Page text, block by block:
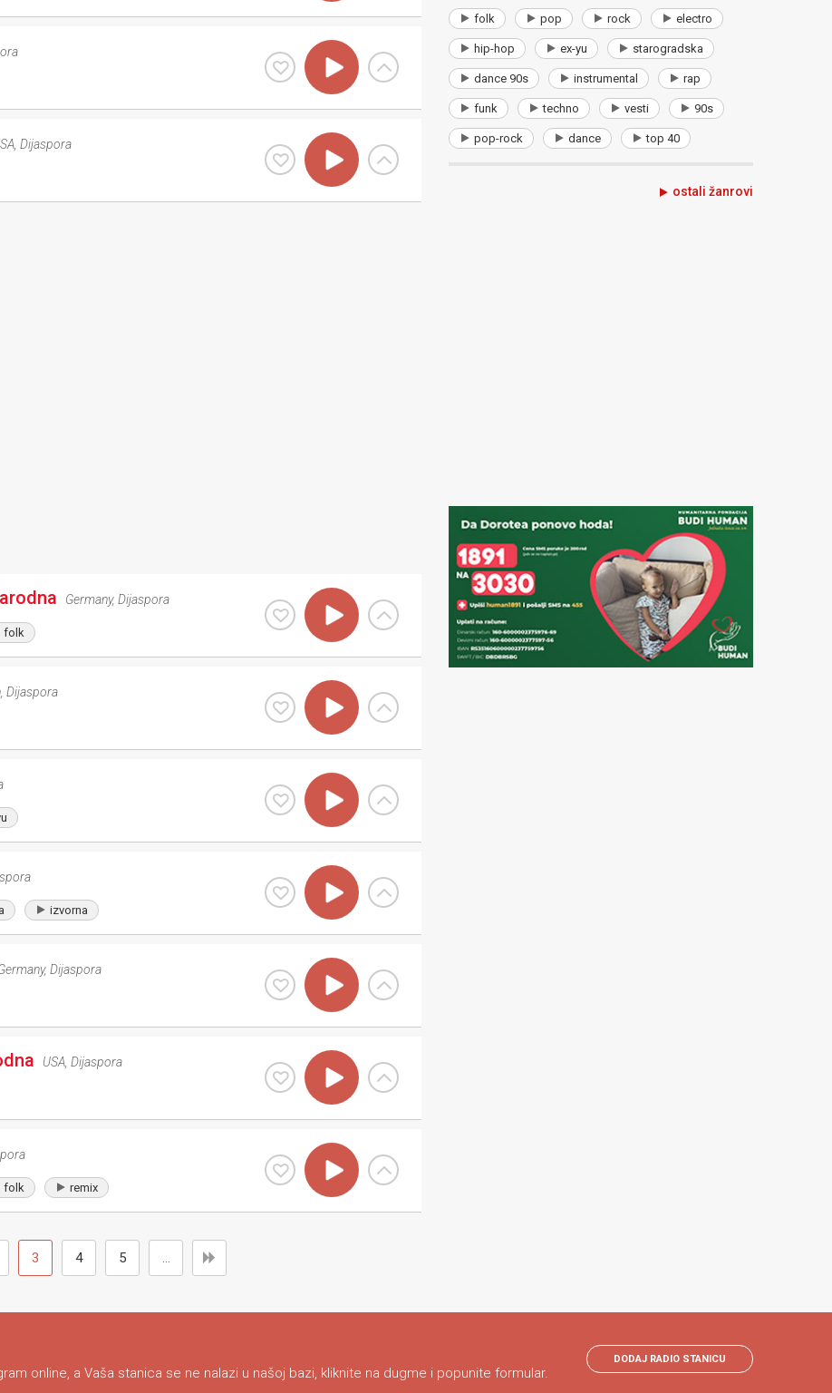
Dijaspora
Germany, Dijaspora
folk
Dijaspora
izvorna
, Dijaspora
USA Dijaspora
folk remix
3 4 5 ...
folk pop rock electro
hip-hop ex-yu starogradska
dance 90s instrumental rap
funk techno vesti 90s
pop-rock dance top 40
ostali žanrovi
online, a Vaša stanica se ne nalazi u našoj bazi, kliknite na dugme i popunite formular.
DODAJ RADIO STANICU